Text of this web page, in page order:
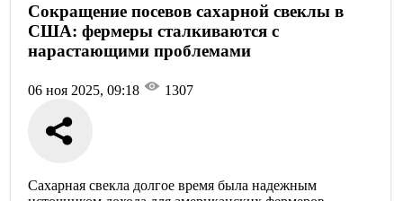
Сокращение посевов сахарной свеклы в
США: фермеры сталкиваются с
нарастающими проблемами
06 ноя 2025, 09:18 1307
Сахарная свекла долгое время была надежным